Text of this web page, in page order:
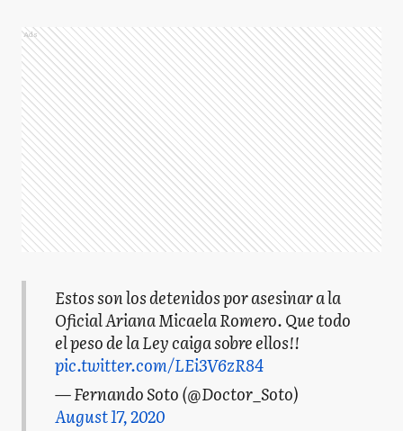
Ads
Estos son los detenidos por asesinar a la
Oficial Ariana Micaela Romero. Que todo
el peso de la Ley caiga sobre ellos!!
pic.twitter.com/LEi3V6zR84
— Fernando Soto (@Doctor_Soto)
August 17, 2020